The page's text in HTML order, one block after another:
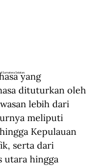
Sumatera Selatan.yang
dituturkan oleh
lebih dari
meliputi
Kepulauan
serta dari
utara hingga